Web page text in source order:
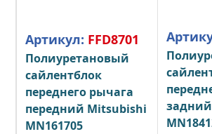
Артикул: FFD8701
Полиуретановый
сайлентблок
переднего рычага
передний Mitsubishi
MN161705